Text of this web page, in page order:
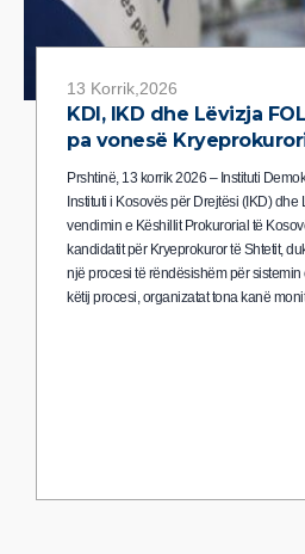
13 Korrik,2026
KDI, IKD dhe Lëvizja
pa vonesë
Prshtinë, 13 korrik 2026 – Instituti
Instituti i Kosovës për Drejtësi (IKD)
vendimin e Këshillit Prokurorial të
kandidatit për Kryeprokuror të Shtetit,
një procesi të rëndësishëm për sistemin
këtij procesi, organizatat tona kanë